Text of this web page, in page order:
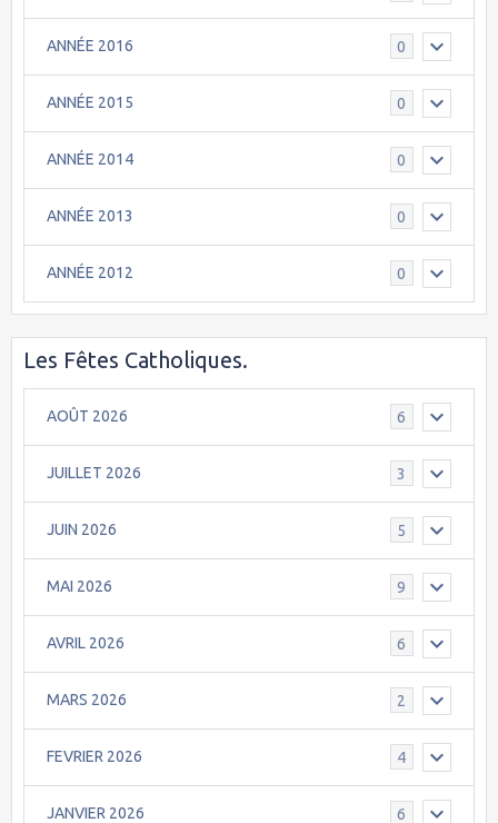
ANNÉE 2016 0
ANNÉE 2015 0
ANNÉE 2014 0
ANNÉE 2013 0
ANNÉE 2012 0
Les Fêtes Catholiques.
AOÛT 2026 6
JUILLET 2026 3
JUIN 2026 5
MAI 2026 9
AVRIL 2026 6
MARS 2026 2
FEVRIER 2026 4
JANVIER 2026 6